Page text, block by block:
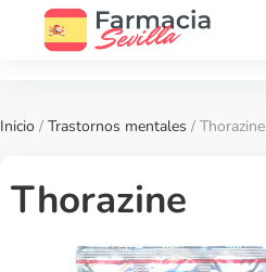
Inicio / Trastornos mentales / Thorazine
Thorazine